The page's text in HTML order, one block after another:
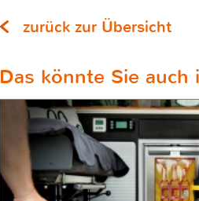
zurück zur Übersicht
Das könnte Sie auch